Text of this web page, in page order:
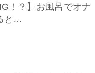
！？】お風呂でオナ
と…